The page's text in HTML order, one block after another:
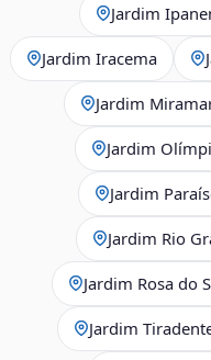
Jardim
Jardim Iracema
Jardim
Jardim
Jardim
Jardim Rio
Jardim Rosa do
Jardim